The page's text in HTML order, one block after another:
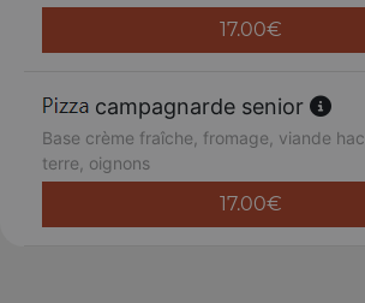
17.00€
campagnarde senior
Base crème fraîche, fromage, viande
terre, oignons
17.00€